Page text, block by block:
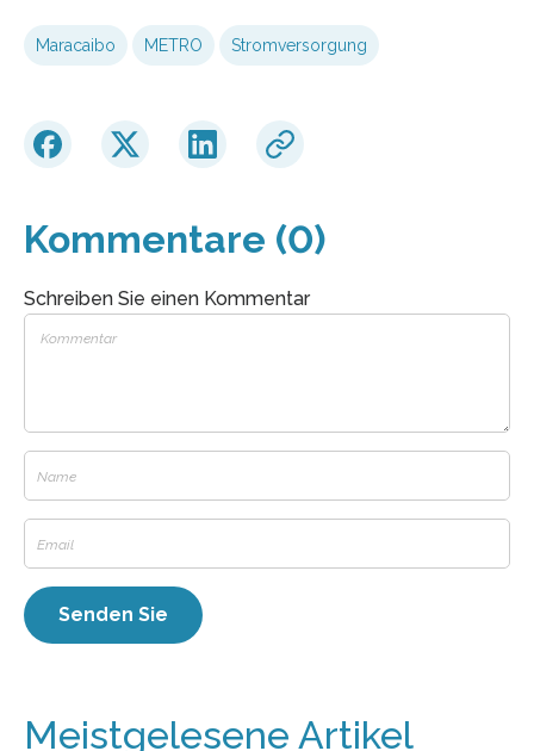
Maracaibo METRO Stromversorgung
Kommentare (0)
Schreiben Sie einen Kommentar
Meistgelesene Artikel